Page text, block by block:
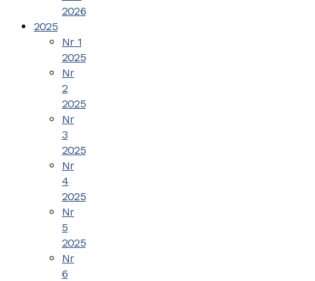
2026
2025
Nr 1
2025
Nr
2
2025
Nr
3
2025
Nr
4
2025
Nr
5
2025
Nr
6